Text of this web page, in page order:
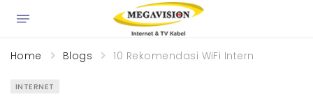
Home Blogs 10 Rekomendasi WiFi Internet Murah
INTERNET